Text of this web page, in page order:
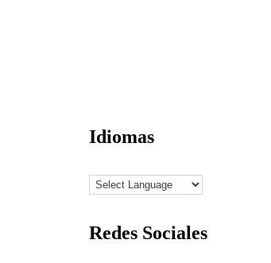
Idiomas
Redes Sociales